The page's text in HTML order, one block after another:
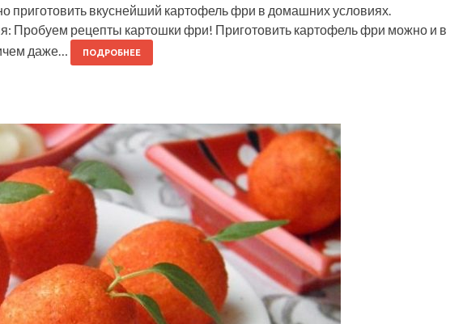
приготовить вкуснейший картофель фри в домашних условиях.
Пробуем рецепты картошки фри! Приготовить картофель фри можно и в
даже…
ПОДРОБНЕЕ